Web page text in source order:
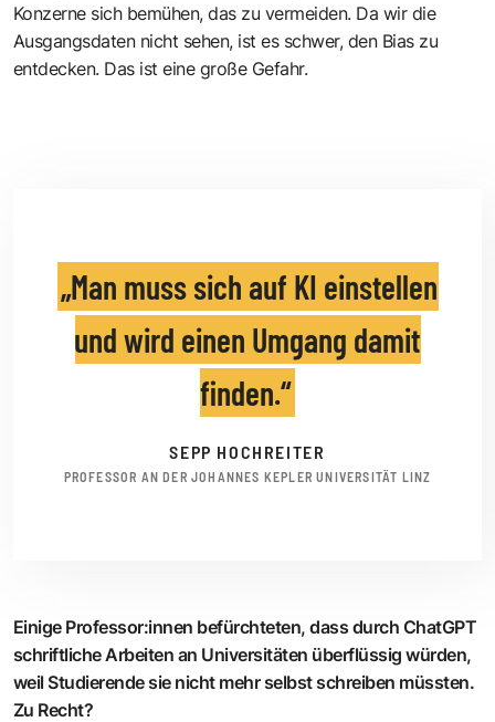
Konzerne sich bemühen, das zu vermeiden. Da wir die
Ausgangsdaten nicht sehen, ist es schwer, den Bias zu
entdecken. Das ist eine große Gefahr.
Man muss sich auf KI einstellen
und wird einen Umgang damit
finden.
SEPP HOCHREITER
PROFESSOR AN DER JOHANNES KEPLER UNIVERSITÄT LINZ
Einige Professor:innen befürchteten, dass durch ChatGPT
schriftliche Arbeiten an Universitäten überflüssig würden,
weil Studierende sie nicht mehr selbst schreiben müssten.
Zu Recht?